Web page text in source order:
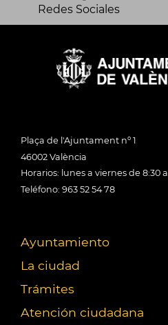
Redes Sociales
Plaça de l'Ajuntament nº 1
46002 València
Horarios: lunes a viernes de 8:30
Teléfono: 963 52 54 78
Ayuntamiento
La ciudad
Trámites
Atención ciudadana